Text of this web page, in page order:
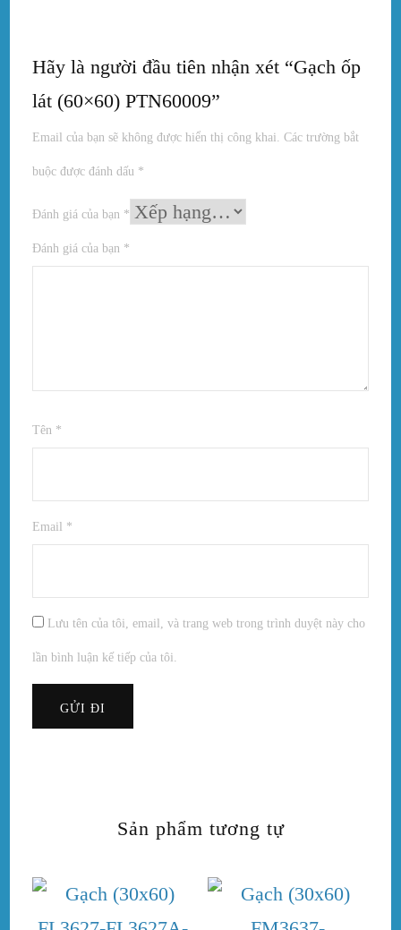
Hãy là người đầu tiên nhận xét “Gạch ốp
lát (60×60) PTN60009”
Email của bạn sẽ không được hiển thị công khai. Các trường bắt
buộc được đánh dấu *
Đánh giá của bạn *
Đánh giá của bạn *
Tên *
Email *
Lưu tên của tôi, email, và trang web trong trình duyệt này cho
lần bình luận kế tiếp của tôi.
Sản phẩm tương tự